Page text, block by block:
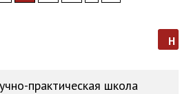
н
практическая школа